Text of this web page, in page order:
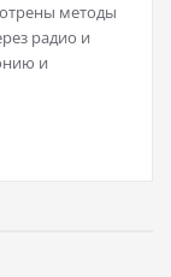
методы
радио и
и